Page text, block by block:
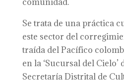
Se trata de una práctica
este sector del
traída del Pacífico
en la ‘Sucursal del Cielo’
Secretaría Distrital de